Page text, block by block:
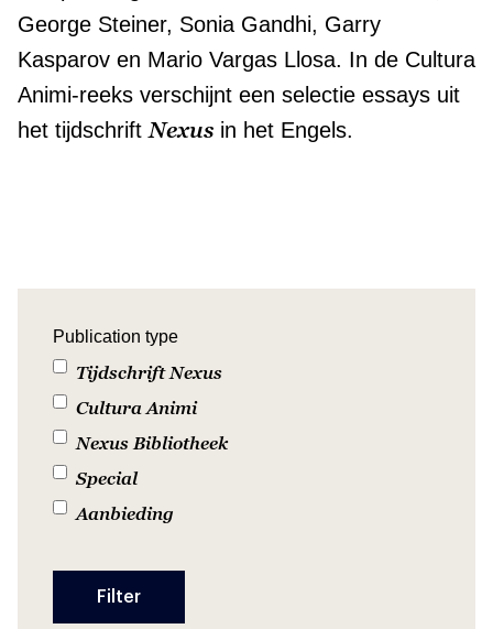
George Steiner, Sonia Gandhi, Garry
Kasparov en Mario Vargas Llosa. In de Cultura
Animi-reeks verschijnt een selectie essays uit
het tijdschrift Nexus in het Engels.
Publication type
Tijdschrift Nexus
Cultura Animi
Nexus Bibliotheek
Special
Aanbieding